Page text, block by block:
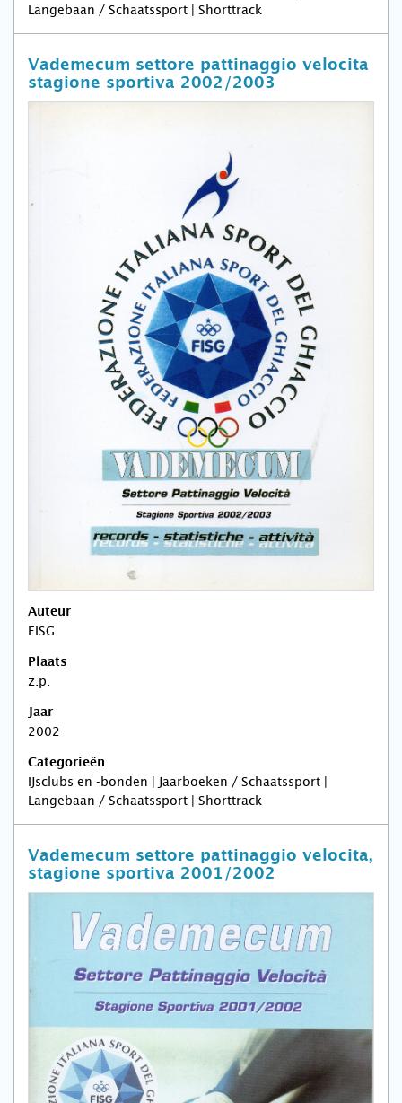
Langebaan / Schaatssport | Shorttrack
Vademecum settore pattinaggio velocita
stagione sportiva 2002/2003
Auteur
FISG
Plaats
z.p.
Jaar
2002
Categorieën
IJsclubs en -bonden | Jaarboeken / Schaatssport |
Langebaan / Schaatssport | Shorttrack
Vademecum settore pattinaggio velocita,
stagione sportiva 2001/2002